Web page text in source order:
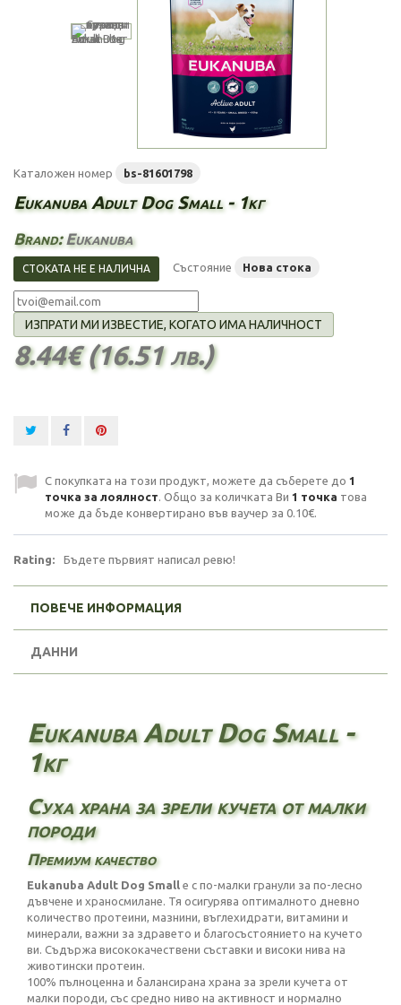
Каталожен номер bs-81601798
Eukanuba Adult Dog Small - 1кг
Brand:Eukanuba
СТОКАТА НЕ Е НАЛИЧНА Състояние Нова стока
ИЗПРАТИ МИ ИЗВЕСТИЕ, КОГАТО ИМА НАЛИЧНОСТ
8.44€ (16.51 лв.)
С покупката на този продукт, можете да съберете до 1
точка за лоялност. Общо за количката Ви 1 точка това
може да бъде конвертирано във ваучер за 0.10€.
Rating: Бъдете първият написал ревю!
ПОВЕЧЕ ИНФОРМАЦИЯ
ДАННИ
Eukanuba Adult Dog Small -
1кг
Суха храна за зрели кучета от малки
породи
Премиум качество
Eukanuba Adult Dog Small е с по-малки гранули за по-лесно
дъвчене и храносмилане. Тя осигурява оптималното дневно
количество протеини, мазнини, въглехидрати, витамини и
минерали, важни за здравето и благосъстоянието на кучето
ви. Съдържа висококачествени съставки и високи нива на
животински протеин.
100% пълноценна и балансирана храна за зрели кучета от
малки породи, със средно ниво на активност и нормално